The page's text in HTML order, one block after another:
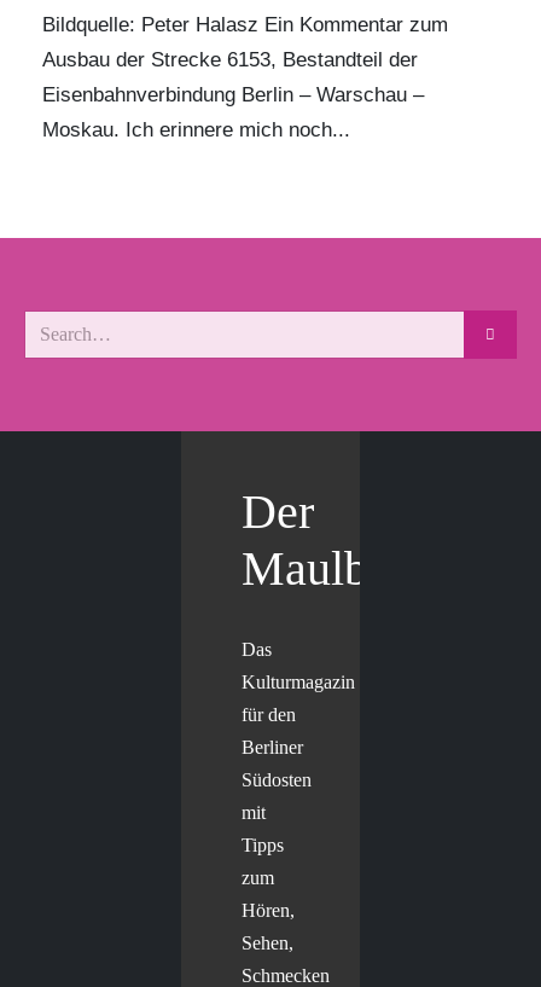
Bildquelle: Peter Halasz Ein Kommentar zum
Ausbau der Strecke 6153, Bestandteil der
Eisenbahnverbindung Berlin – Warschau –
Moskau. Ich erinnere mich noch...
Der
Maulbär
Das
Kulturmagazin
für den
Berliner
Südosten
mit
Tipps
zum
Hören,
Sehen,
Schmecken